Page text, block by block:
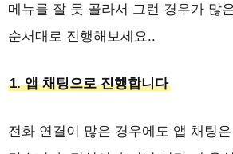
메뉴를 잘 못 골라서 그런 경우가 많
순서대로 진행해보세요..
1. 앱 채팅으로 진행합니다
전화 연결이 많은 경우에도 앱 채팅